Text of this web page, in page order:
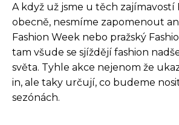
A když už jsme u těch zajímavostí
obecně, nesmíme zapomenout
Fashion Week nebo pražský
tam všude se sjíždějí fashion
světa. Tyhle akce nejenom že
in, ale taky určují, co budeme
sezónách.